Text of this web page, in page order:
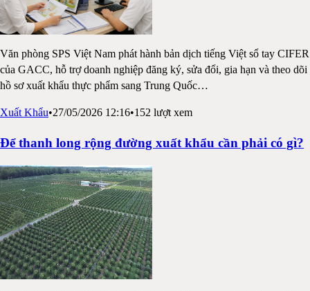
Văn phòng SPS Việt Nam phát hành bản dịch tiếng Việt sổ tay CIFER
của GACC, hỗ trợ doanh nghiệp đăng ký, sửa đổi, gia hạn và theo dõi
hồ sơ xuất khẩu thực phẩm sang Trung Quốc…
Xuất Khẩu•27/05/2026 12:16•152 lượt xem
Để thanh long rộng đường xuất khẩu cần phải có gì?